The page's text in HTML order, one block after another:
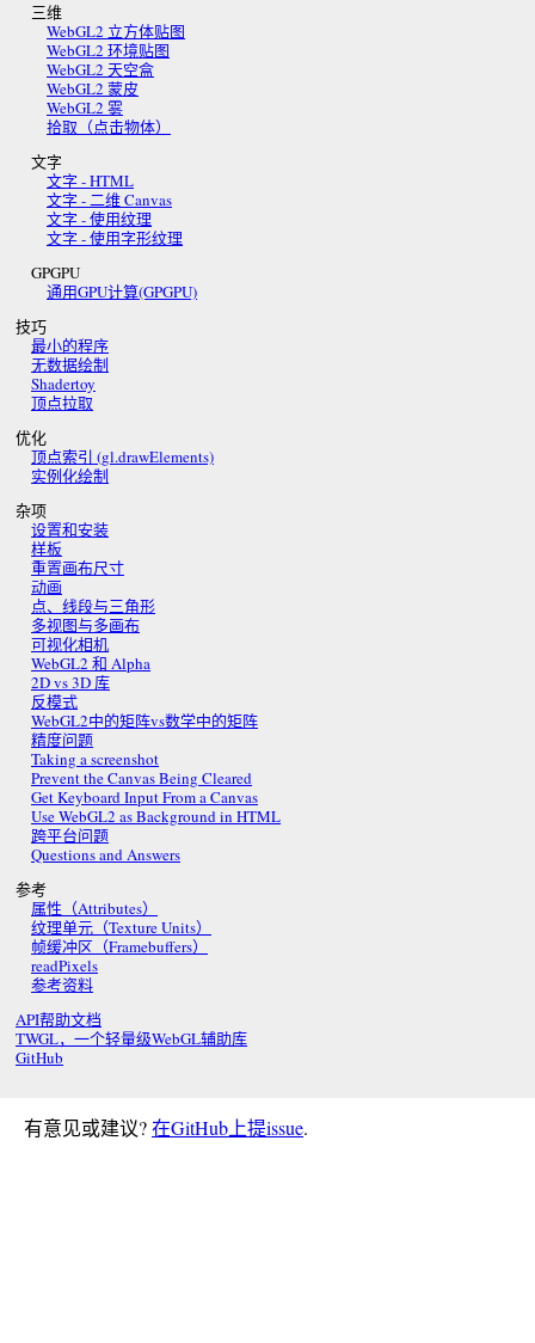
三维
WebGL2 立方体贴图
WebGL2 环境贴图
WebGL2 天空盒
WebGL2 蒙皮
WebGL2 雾
拾取（点击物体）
文字
文字 - HTML
文字 - 二维 Canvas
文字 - 使用纹理
文字 - 使用字形纹理
GPGPU
通用GPU计算(GPGPU)
技巧
最小的程序
无数据绘制
Shadertoy
顶点拉取
优化
顶点索引 (gl.drawElements)
实例化绘制
杂项
设置和安装
样板
重置画布尺寸
动画
点、线段与三角形
多视图与多画布
可视化相机
WebGL2 和 Alpha
2D vs 3D 库
反模式
WebGL2中的矩阵vs数学中的矩阵
精度问题
Taking a screenshot
Prevent the Canvas Being Cleared
Get Keyboard Input From a Canvas
Use WebGL2 as Background in HTML
跨平台问题
Questions and Answers
参考
属性（Attributes）
纹理单元（Texture Units）
帧缓冲区（Framebuffers）
readPixels
参考资料
API帮助文档
TWGL，一个轻量级WebGL辅助库
GitHub
有意见或建议?在GitHub上提issue.